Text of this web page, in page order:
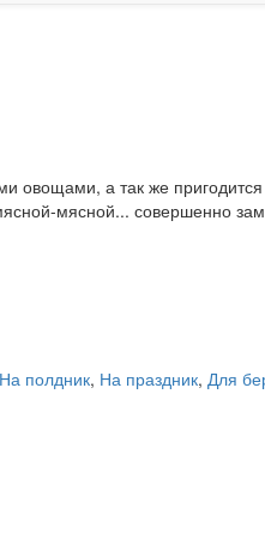
овощами, а так же пригодится
мясной... совершенно
На полдник, На праздник, Для